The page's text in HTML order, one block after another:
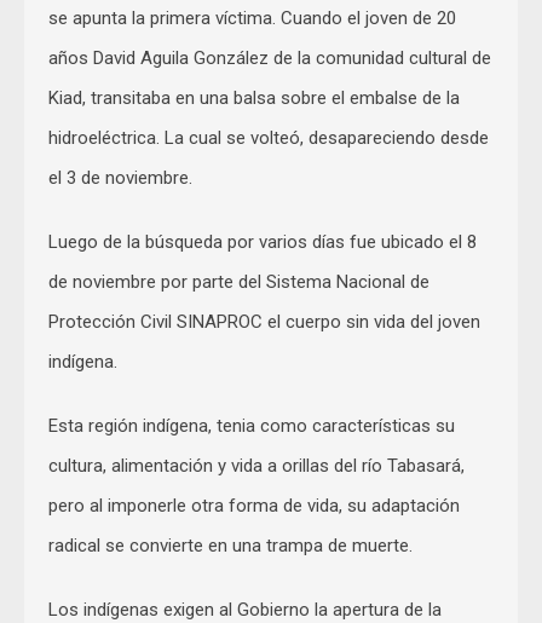
se apunta la primera víctima. Cuando el joven de 20
años David Aguila González de la comunidad cultural de
Kiad, transitaba en una balsa sobre el embalse de la
hidroeléctrica. La cual se volteó, desapareciendo desde
el 3 de noviembre.
Luego de la búsqueda por varios días fue ubicado el 8
de noviembre por parte del Sistema Nacional de
Protección Civil SINAPROC el cuerpo sin vida del joven
indígena.
Esta región indígena, tenia como características su
cultura, alimentación y vida a orillas del río Tabasará,
pero al imponerle otra forma de vida, su adaptación
radical se convierte en una trampa de muerte.
Los indígenas exigen al Gobierno la apertura de la